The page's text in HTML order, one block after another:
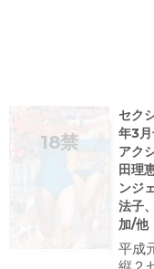
セク
年3
アク
田理
ンジ
法子
加/他
平成